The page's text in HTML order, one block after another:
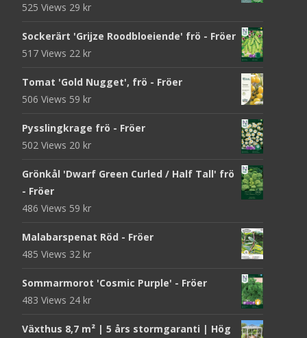
525 Views 29 kr
Sockerärt 'Grijze Roodbloeiende' frö - Fröer
517 Views 22 kr
Tomat 'Gold Nugget', frö - Fröer
506 Views 59 kr
Pysslingkrage frö - Fröer
502 Views 20 kr
Grönkål 'Dwarf Green Curled / Half Tall' frö
- Fröer
486 Views 59 kr
Malabarspenat Röd - Fröer
485 Views 32 kr
Sommarmorot 'Cosmic Purple' - Fröer
483 Views 24 kr
Växthus 8,7 m² | 5 års stormgaranti | Hög